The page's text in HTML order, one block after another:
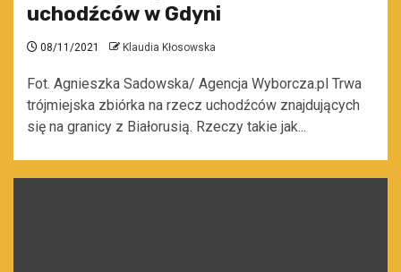
uchodźców w Gdyni
08/11/2021 Klaudia Kłosowska
Fot. Agnieszka Sadowska/ Agencja Wyborcza.pl Trwa
trójmiejska zbiórka na rzecz uchodźców znajdujących
się na granicy z Białorusią. Rzeczy takie jak...